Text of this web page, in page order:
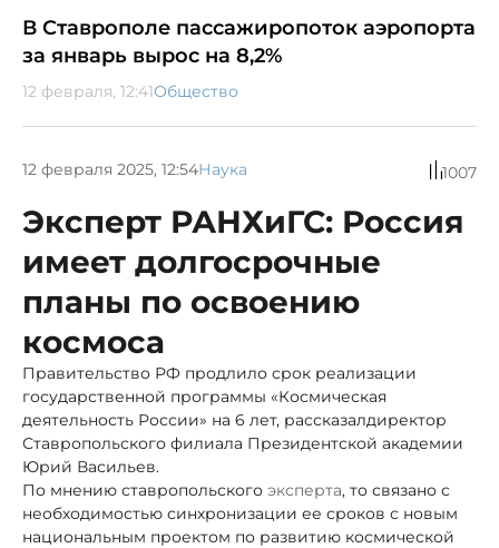
В Ставрополе пассажиропоток аэропорта
за январь вырос на 8,2%
12 февраля, 12:41Общество
12 февраля 2025, 12:54Наука 1007
Эксперт РАНХиГС: Россия
имеет долгосрочные
планы по освоению
космоса
Правительство РФ продлило срок реализации
государственной программы «Космическая
деятельность России» на 6 лет, рассказалдиректор
Ставропольского филиала Президентской академии
Юрий Васильев.
По мнению ставропольского эксперта, то связано с
необходимостью синхронизации ее сроков с новым
национальным проектом по развитию космической